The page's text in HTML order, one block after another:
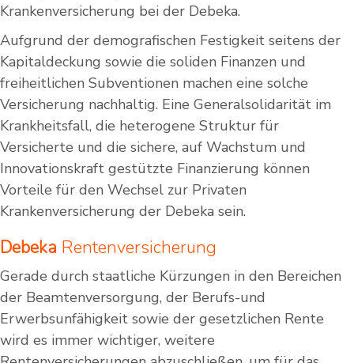
Krankenversicherung bei der Debeka.
Aufgrund der demografischen Festigkeit seitens der
Kapitaldeckung sowie die soliden Finanzen und
freiheitlichen Subventionen machen eine solche
Versicherung nachhaltig. Eine Generalsolidarität im
Krankheitsfall, die heterogene Struktur für
Versicherte und die sichere, auf Wachstum und
Innovationskraft gestützte Finanzierung können
Vorteile für den Wechsel zur Privaten
Krankenversicherung der Debeka sein.
Debeka Rentenversicherung
Gerade durch staatliche Kürzungen in den Bereichen
der Beamtenversorgung, der Berufs-und
Erwerbsunfähigkeit sowie der gesetzlichen Rente
wird es immer wichtiger, weitere